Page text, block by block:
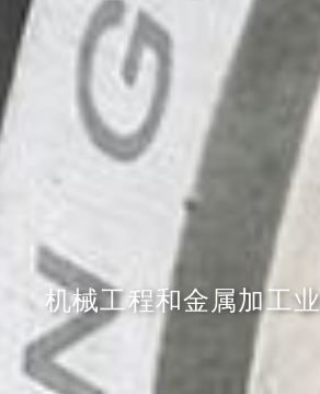
机械工程和金属加工业